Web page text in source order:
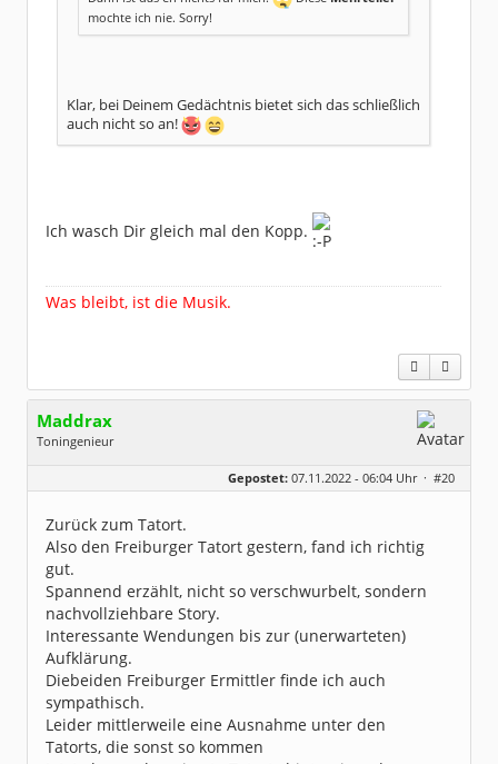
mochte ich nie. Sorry!
Klar, bei Deinem Gedächtnis bietet sich das schließlich
auch nicht so an!
Ich wasch Dir gleich mal den Kopp.
Was bleibt, ist die Musik.
Maddrax
Toningenieur
Beiträge:
5930
Gepostet: 07.11.2022 - 06:04 Uhr · #20
Zurück zum Tatort.
Also den Freiburger Tatort gestern, fand ich richtig
gut.
Spannend erzählt, nicht so verschwurbelt, sondern
nachvollziehbare Story.
Interessante Wendungen bis zur (unerwarteten)
Aufklärung.
Diebeiden Freiburger Ermittler finde ich auch
sympathisch.
Leider mittlerweile eine Ausnahme unter den
Tatorts, die sonst so kommen